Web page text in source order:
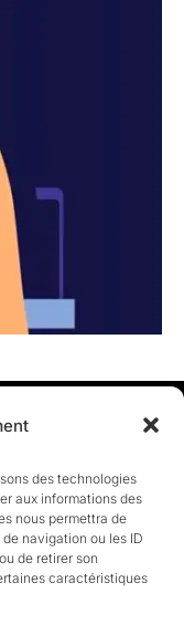
des technologies
aux informations des
nous permettra de
navigation ou les ID
de retirer son
caractéristiques
l’histoire de
rapporter ce qui leur
Sport